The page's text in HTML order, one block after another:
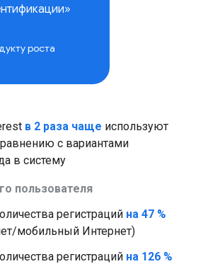
роста
в 2 раза чаще используют
с вариантами
в систему
пользователя
регистраций на 47 %
мобильный Интернет)
регистраций на 126 %